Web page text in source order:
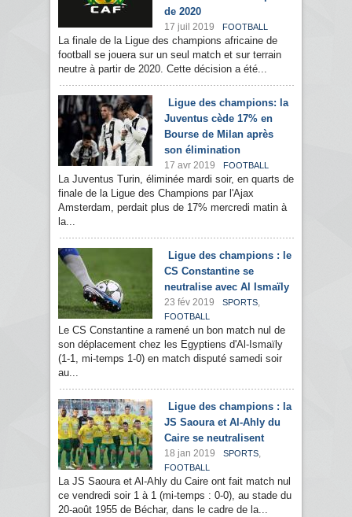
de 2020
17 juil 2019 FOOTBALL
La finale de la Ligue des champions africaine de
football se jouera sur un seul match et sur terrain
neutre à partir de 2020. Cette décision a été...
Ligue des champions: la
Juventus cède 17% en
Bourse de Milan après
son élimination
17 avr 2019 FOOTBALL
La Juventus Turin, éliminée mardi soir, en quarts de
finale de la Ligue des Champions par l'Ajax
Amsterdam, perdait plus de 17% mercredi matin à
la...
Ligue des champions : le
CS Constantine se
neutralise avec Al Ismaïly
23 fév 2019 SPORTS,
FOOTBALL
Le CS Constantine a ramené un bon match nul de
son déplacement chez les Egyptiens d'Al-Ismaïly
(1-1, mi-temps 1-0) en match disputé samedi soir
au...
Ligue des champions : la
JS Saoura et Al-Ahly du
Caire se neutralisent
18 jan 2019 SPORTS,
FOOTBALL
La JS Saoura et Al-Ahly du Caire ont fait match nul
ce vendredi soir 1 à 1 (mi-temps : 0-0), au stade du
20-août 1955 de Béchar, dans le cadre de la...